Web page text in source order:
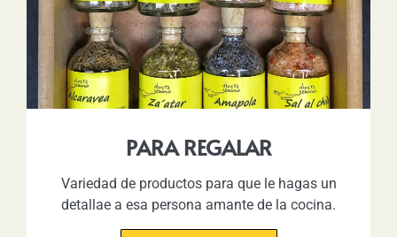
PARA REGALAR
Variedad de productos para que le hagas un
detallae a esa persona amante de la cocina.